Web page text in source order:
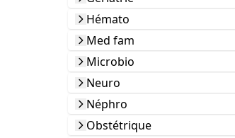
Hémato
Med fam
Microbio
Neuro
Néphro
Obstétrique